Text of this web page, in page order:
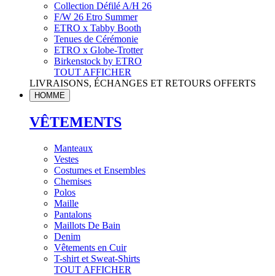
Collection Défilé A/H 26
F/W 26 Etro Summer
ETRO x Tabby Booth
Tenues de Cérémonie
ETRO x Globe-Trotter
Birkenstock by ETRO
TOUT AFFICHER
LIVRAISONS, ÉCHANGES ET RETOURS OFFERTS
HOMME
VÊTEMENTS
Manteaux
Vestes
Costumes et Ensembles
Chemises
Polos
Maille
Pantalons
Maillots De Bain
Denim
Vêtements en Cuir
T-shirt et Sweat-Shirts
TOUT AFFICHER